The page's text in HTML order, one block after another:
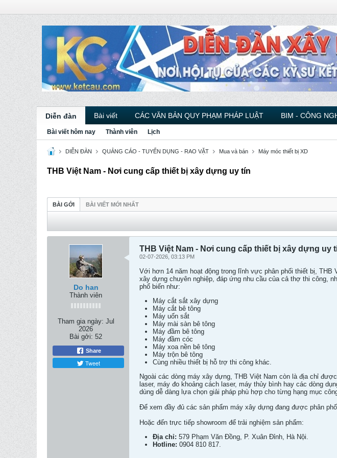
Diễn đàn Bài viết CÁC VĂN BẢN QUY PHẠM PHÁP LUẬT BIM - CÔNG
Bài viết hôm nay Thành viên Lịch
DIỄN ĐÀN QUẢNG CÁO - TUYỂN DỤNG - RAO VẶT Mua và bán Máy móc thiết bị XD
THB Việt Nam - Nơi cung cấp thiết bị xây dựng uy tín
BÀI GỞI BÀI VIẾT MỚI NHẤT
Do han
Thành viên
Tham gia ngày: Jul
2026
Bài gởi: 52
Share
Tweet
THB Việt Nam - Nơi cung cấp thiết bị xây dựng uy
02-07-2026, 03:13 PM
Với hơn 14 năm hoạt động trong lĩnh vực phân phối thiết bị,
xây dựng chuyên nghiệp, đáp ứng nhu cầu của cả thợ thi công,
phổ biến như:
Máy cắt sắt xây dựng
Máy cắt bê tông
Máy uốn sắt
Máy mài sàn bê tông
Máy đầm bê tông
Máy đầm cóc
Máy xoa nền bê tông
Máy trộn bê tông
Cùng nhiều thiết bị hỗ trợ thi công khác.
Ngoài các dòng máy xây dựng, THB Việt Nam còn là địa chỉ
laser, máy đo khoảng cách laser, máy thủy bình hay các dòng
dùng dễ dàng lựa chọn giải pháp phù hợp cho từng hạng mục
Để xem đầy đủ các sản phẩm máy xây dựng đang được phân
Hoặc đến trực tiếp showroom để trải nghiệm sản phẩm:
Địa chỉ: 579 Phạm Văn Đồng, P. Xuân Đỉnh, Hà Nội.
Hotline: 0904 810 817.